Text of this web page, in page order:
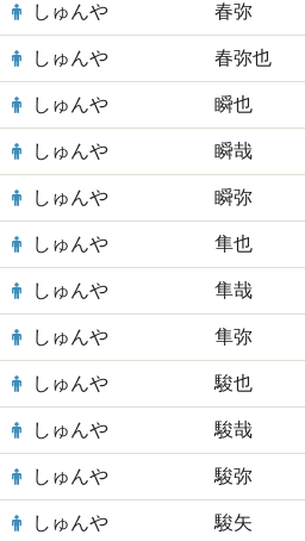
しゅんや 春弥
しゅんや 春弥也
しゅんや 瞬也
しゅんや 瞬哉
しゅんや 瞬弥
しゅんや 隼也
しゅんや 隼哉
しゅんや 隼弥
しゅんや 駿也
しゅんや 駿哉
しゅんや 駿弥
しゅんや 駿矢